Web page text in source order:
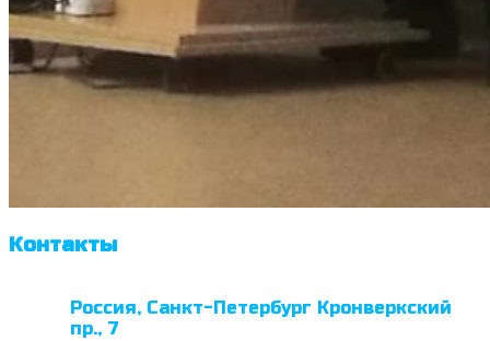
Контакты
Россия, Санкт-Петербург Кронверкский
пр., 7